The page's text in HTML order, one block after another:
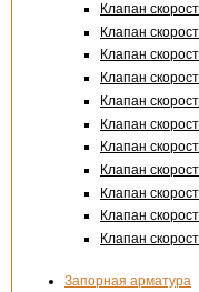
Клапан
Клапан
Клапан
Клапан
Клапан
Клапан
Клапан
Клапан
Клапан
Клапан
Клапан
Запорная арматура